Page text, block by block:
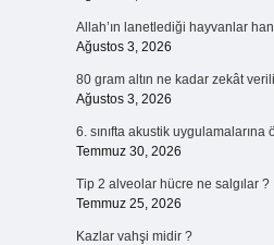
Allah’ın lanetlediği hayvanlar
Ağustos 3, 2026
80 gram altın ne kadar zekât
Ağustos 3, 2026
6. sınıfta akustik
Temmuz 30, 2026
Tip 2 alveolar hücre ne salgılar ?
Temmuz 25, 2026
Kazlar vahşi midir ?